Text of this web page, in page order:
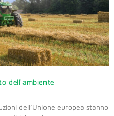
dell’ambiente
dell’Unione europea stanno